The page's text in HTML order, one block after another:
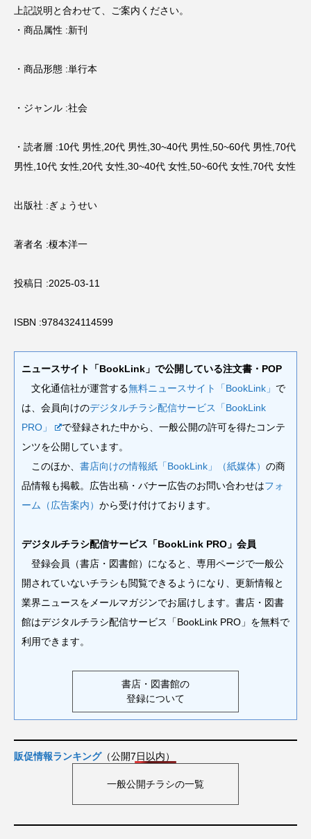
上記説明と合わせて、ご案内ください。
・商品属性 :新刊
・商品形態 :単行本
・ジャンル :社会
・読者層 :10代 男性,20代 男性,30~40代 男性,50~60代 男性,70代
男性,10代 女性,20代 女性,30~40代 女性,50~60代 女性,70代 女性
出版社 :ぎょうせい
著者名 :榎本洋一
投稿日 :2025-03-11
ISBN :9784324114599
ニュースサイト「BookLink」で公開している注文書・POP
文化通信社が運営する無料ニュースサイト「BookLink」 で
は、会員向けのデジタルチラシ配信サービス「BookLink
PRO」
で登録された中から、一般公開の許可を得たコンテ
ンツを公開しています。
このほか、 書店向けの情報紙「BookLink」（紙媒体） の商
品情報も掲載。広告出稿・バナー広告のお問い合わせはフォ
ーム（広告案内） から受け付けております。
デジタルチラシ配信サービス「BookLink PRO」会員
登録会員（書店・図書館）になると、専用ページで一般公
開されていないチラシも閲覧できるようになり、更新情報と
業界ニュースをメールマガジンでお届けします。書店・図書
館はデジタルチラシ配信サービス「BookLink PRO」を無料で
利用できます。
書店・図書館の
登録について
販促情報ランキング（公開7日以内）
一般公開チラシの一覧